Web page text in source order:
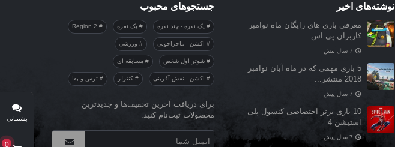
نوشته‌های اخیر
معرفی بازی‌ های رایگان ماه نوامبر
کاربران پی اس...
7 سال پیش
5 بازی مهمی که در ماه آبان نوامبر
2018 منتشر...
7 سال پیش
10 بازی برتر اختصاصی کنسول پلی
استیشن 4
7 سال پیش
جستجوهای محبوب
یک نفره - چند نفره یک نفره
اکشن - ماجراجویی ورزشی
شوتر اول شخص مسابقه ای
اکشن - نقش آفرینی کنترلر ترس و بقا
برای دریافت آخرین تخفیف‌ها و جدیدترین
محصولات ثبت‌نام کنید.
پشتیبانی
0